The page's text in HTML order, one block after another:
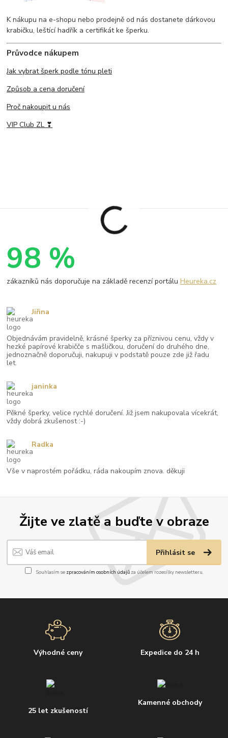
K nákupu na e-shopu nebo prodejně od nás dostanete dárkovou
krabičku, leštící hadřík a certifikát ke šperku.
Průvodce nákupem
Jak vybrat šperk podle tónu pleti
Způsob a cena doručení
Proč nakoupit u nás
VIP Club ZL ❣
Žijte ve zlatě a buďte v obraze
Přihlásit se
Souhlasím se zpracováním osobních údajůza účelem rozesílky newsletteru.
Výhodné ceny Expedice do 24 h
25 let zkušeností
Kamenné obchody
98 %
zákazníků nás doporučuje na základě recenzí portáluHeureka.cz
Objednávám pravidelně, krásné šperky za příznivou cenu, vždy v
hezké papírové krabičče s mašličkou, doručení do druhého dne,
jednoznačně doporučuji, nakupuji v podstatě pouze zde již řadu
let.
Jiřina
Pěkné šperky, velice rychlé doručení. Již jsem nakupovala vícekrát,
vždy dobrá zkušenost :-)
janinka
Vše v naprostém pořádku, ráda nakoupím znova. děkuji
Radka